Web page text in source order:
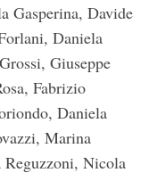
Gasperina, Davide
Daniela
Giuseppe
Fabrizio
Daniela
Marina
Nicola